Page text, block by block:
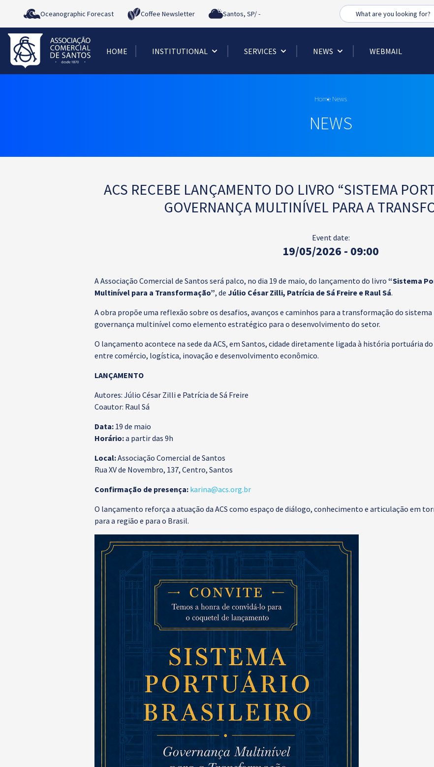
Oceanographic Forecast Coffee Newsletter Santos, SP/- Busca
HOME INSTITUTIONAL SERVICES NEWS WEBMAIL
Home News
NEWS
ACS RECEBE LANÇAMENTO DO LIVRO “SISTEMA
GOVERNANÇA MULTINÍVEL PARA A
Event date:
19/05/2026 - 09:00
A Associação Comercial de Santos será palco, no dia 19 de maio, do lançamento do livro “Sistema
Multinível para a Transformação”, de Júlio César Zilli, Patrícia de Sá Freire e Raul Sá.
A obra propõe uma reflexão sobre os desafios, avanços e caminhos para a transformação do
governança multinível como elemento estratégico para o desenvolvimento do setor.
O lançamento acontece na sede da ACS, em Santos, cidade diretamente ligada à história portuária
entre comércio, logística, inovação e desenvolvimento econômico.
LANÇAMENTO
Autores: Júlio César Zilli e Patrícia de Sá Freire
Coautor: Raul Sá
Data: 19 de maio
Horário:a partir das 9h
Local:Associação Comercial de Santos
Rua XV de Novembro, 137, Centro, Santos
Confirmação de presença: karina@acs.org.br
O lançamento reforça a atuação da ACS como espaço de diálogo, conhecimento e articulação em
para a região e para o Brasil.